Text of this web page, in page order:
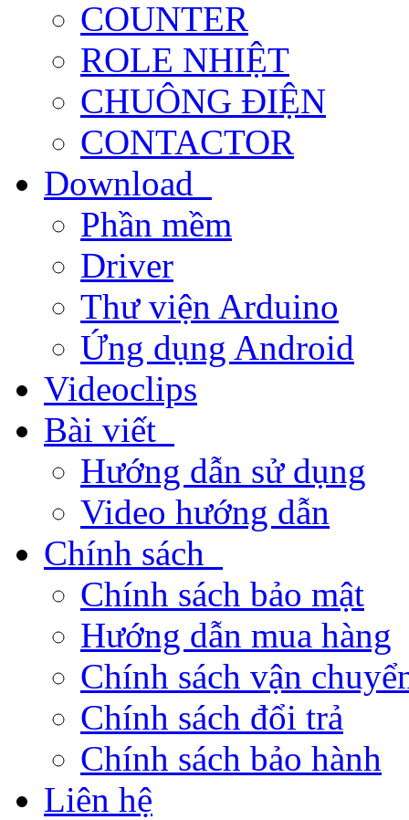
COUNTER
ROLE NHIỆT
CHUÔNG ĐIỆN
CONTACTOR
Download
Phần mềm
Driver
Thư viện Arduino
Ứng dụng Android
Videoclips
Bài viết
Hướng dẫn sử dụng
Video hướng dẫn
Chính sách
Chính sách bảo mật
Hướng dẫn mua hàng
Chính sách vận
Chính sách đổi trả
Chính sách bảo hành
Liên hệ